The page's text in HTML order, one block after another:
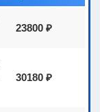
23800 ₽
30180 ₽